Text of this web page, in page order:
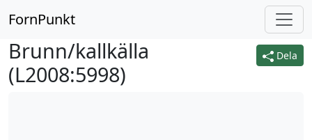
FornPunkt
Dela
Brunn/kallkälla
(L2008:5998)